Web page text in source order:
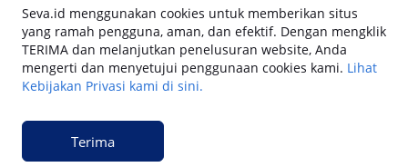
Seva.id menggunakan cookies untuk memberikan situs
yang ramah pengguna, aman, dan efektif. Dengan mengklik
TERIMA dan melanjutkan penelusuran website, Anda
mengerti dan menyetujui penggunaan cookies kami. Lihat
Kebijakan Privasi kami di sini.
Terima
Tentang SEVASyarat & Ketentuan
Pemberitahuan Privasi
© 2023 Copyright SEVA